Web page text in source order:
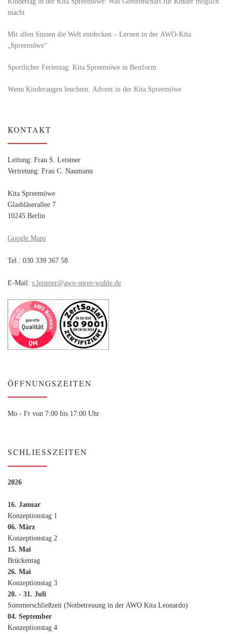
macht
Mit allen Sinnen die Welt entdecken – Lernen in der AWO-Kita
„Spreemöwe“
Sportlicher Ferientag: Kita Spreemöwe in Bestform
Wenn Kinderaugen leuchten: Advent in der Kita Spreemöwe
KONTAKT
Leitung: Frau S. Leistner
Vertretung: Frau C. Naumann
Kita Spreemöwe
Glasbläserallee 7
10245 Berlin
Google Maps
Tel.: 030 339 367 58
E-Mail: s.leistner@awo-spree-wuhle.de
ÖFFNUNGSZEITEN
Mo - Fr von 7:00 bis 17:00 Uhr
SCHLIESSZEITEN
2026
16. Januar
Konzeptionstag 1
06. März
Konzeptionstag 2
15. Mai
Brückentag
26. Mai
Konzeptionstag 3
20. - 31. Juli
Sommerschließzeit (Notbetreuung in der AWO Kita Leonardo)
04. September
Konzeptionstag 4